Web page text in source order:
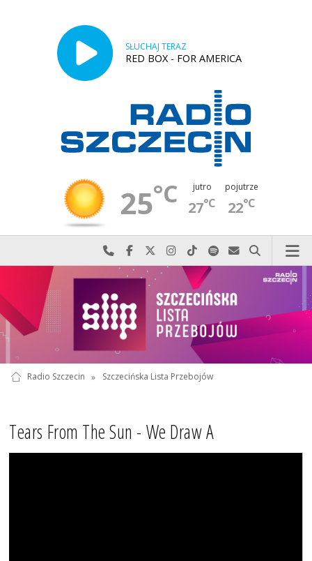
SŁUCHAJ TERAZ
RED BOX - FOR AMERICA
25°C jutro
27°C
pojutrze
22°C
Najlepiej po prostu do nas zadzwoń
Odwiedź nas na Facebook-u
Odwiedź nas na X
Odwiedź nas na Instagram-ie
Odwiedź nas na TikTok-u
Szukaj nas na Spotify
Wyślij do nas
Szukaj
Radio Szczecin » Szczecińska Lista Przebojów
Tears From The Sun - We Draw A